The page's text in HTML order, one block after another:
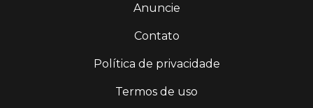
Anuncie
Contato
Política de privacidade
Termos de uso